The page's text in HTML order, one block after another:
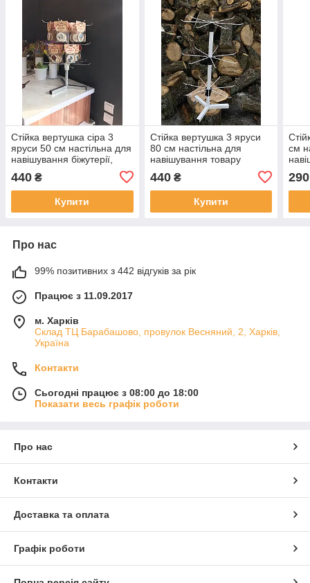
Стійка вертушка сіра 3
яруси 50 см настільна для
навішування біжутерії,
440 ₴
Купити
Стійка вертушка 3 яруси
80 см настільна для
навішування товару
440₴
Купити
см
290
Про нас
99% позитивних з 442 відгуків за рік
Працює з 11.09.2017
м. Харків
Склад ТЦ Барабашово, провулок Весняний, 2, Харків,
Україна
Контакти
Сьогодні працює з 08:00 до 18:00
Показати весь графік роботи
Про нас
Контакти
Доставка та оплата
Графік роботи